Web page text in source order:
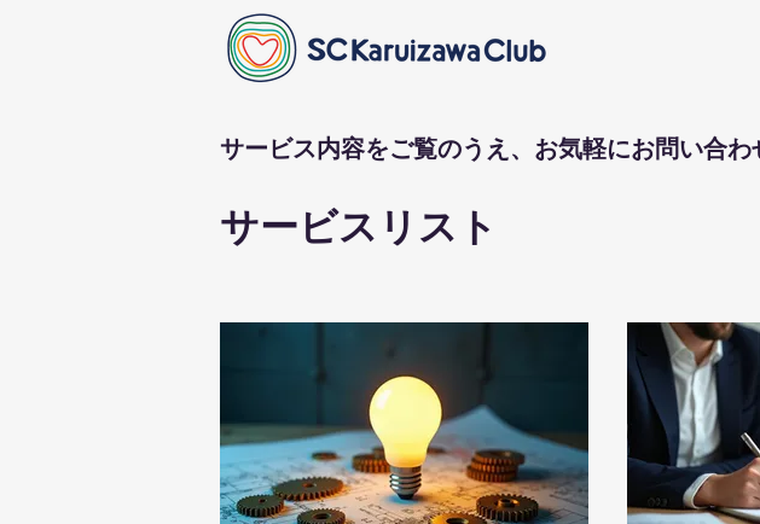
サービス内容をご覧のうえ、お気軽にお問い合わ
サービスリスト